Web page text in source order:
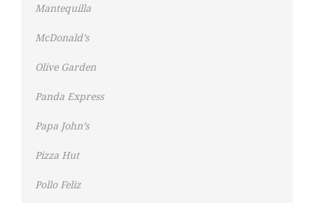
Mantequilla
McDonald’s
Olive Garden
Panda Express
Papa John’s
Pizza Hut
Pollo Feliz